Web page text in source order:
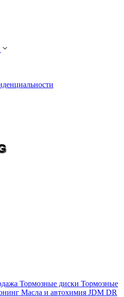
Тормозные диски Тормозные
Масла и автохимия JDM DR